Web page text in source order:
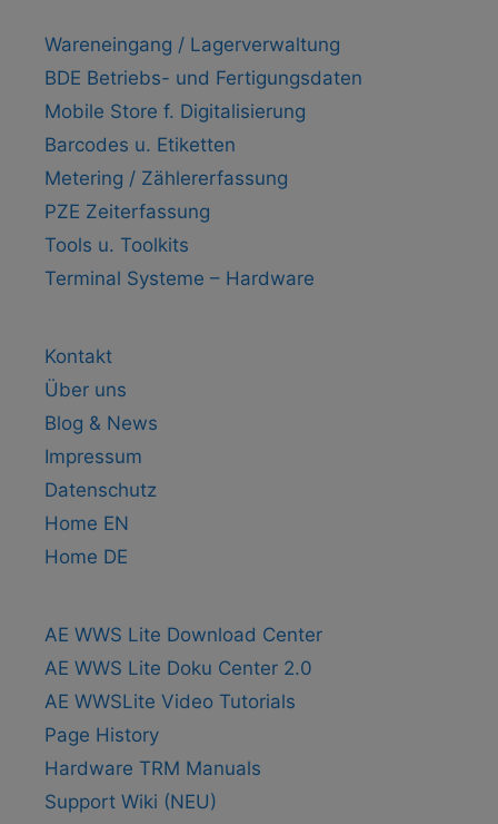
Wareneingang / Lagerverwaltung
BDE Betriebs- und Fertigungsdaten
Mobile Store f. Digitalisierung
Barcodes u. Etiketten
Metering / Zählererfassung
PZE Zeiterfassung
Tools u. Toolkits
Terminal Systeme – Hardware
Kontakt
Über uns
Blog & News
Impressum
Datenschutz
Home EN
Home DE
AE WWS Lite Download Center
AE WWS Lite Doku Center 2.0
AE WWSLite Video Tutorials
Page History
Hardware TRM Manuals
Support Wiki (NEU)